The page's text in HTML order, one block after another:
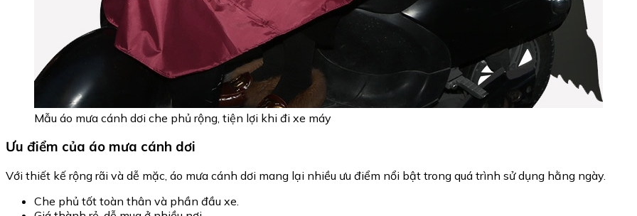
Quay trở lại cửa hàng
Mẫu áo mưa cánh dơi che phủ rộng, tiện lợi khi đi xe máy
Ưu điểm của áo mưa cánh dơi
Với thiết kế rộng rãi và dễ mặc, áo mưa cánh dơi mang lại nhiều ưu điểm nổi bật trong quá trình sử dụng hằng ngày.
Che phủ tốt toàn thân và phần đầu xe.